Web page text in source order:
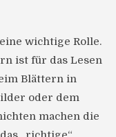
wichtige Rolle.
ist für das Lesen
Blättern in
oder dem
machen die